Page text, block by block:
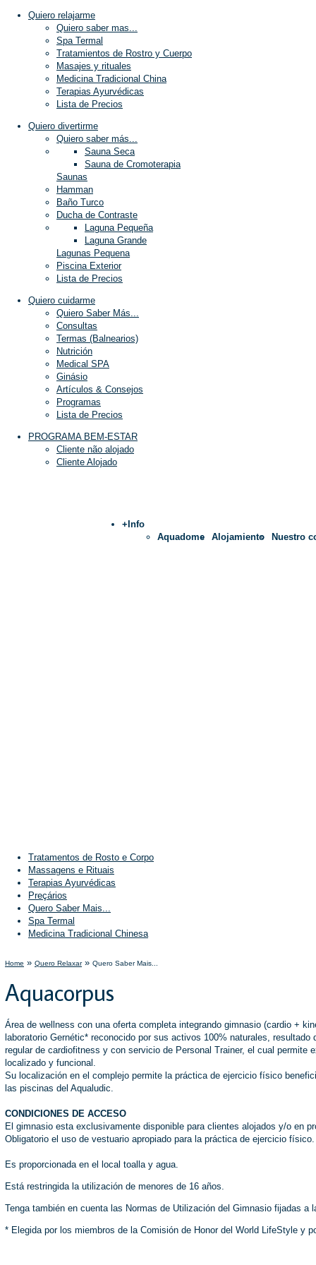
Quiero relajarme
Quiero saber mas...
Spa Termal
Tratamientos de Rostro y Cuerpo
Masajes y rituales
Medicina Tradicional China
Terapias Ayurvédicas
Lista de Precios
Quiero divertirme
Quiero saber más...
Sauna Seca
Sauna de Cromoterapia
Saunas
Hamman
Baño Turco
Ducha de Contraste
Laguna Pequeña
Laguna Grande
Lagunas Pequena
Piscina Exterior
Lista de Precios
Quiero cuidarme
Quiero Saber Más...
Consultas
Termas (Balnearios)
Nutrición
Medical SPA
Ginásio
Artículos & Consejos
Programas
Lista de Precios
PROGRAMA BEM-ESTAR
Cliente não alojado
Cliente Alojado
+Info
Aquadome
Alojamiento Nuestro
Tratamentos de Rosto e Corpo
Massagens e Rituais
Terapias Ayurvédicas
Preçários
Quero Saber Mais...
Spa Termal
Medicina Tradicional Chinesa
Home » Quero Relaxar» Quero Saber Mais...
Aquacorpus
Área de wellness con una oferta completa integrando gimnasio (cardio +
laboratorio Gernétic* reconocido por sus activos 100% naturales,
regular de cardiofitness y con servicio de Personal Trainer, el cual
localizado y funcional.
Su localización en el complejo permite la práctica de ejercicio físico
las piscinas del Aqualudic.
CONDICIONES DE ACCESO
El gimnasio esta exclusivamente disponible para clientes alojados y/o en
Obligatorio el uso de vestuario apropiado para la práctica de ejercicio físico.
Es proporcionada en el local toalla y agua.
Está restringida la utilización de menores de 16 años.
Tenga también en cuenta las Normas de Utilización del Gimnasio fijadas a
* Elegida por los miembros de la Comisión de Honor del World LifeStyle y